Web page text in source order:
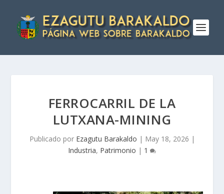
FERROCARRIL DE LA
LUTXANA-MINING
Publicado por Ezagutu Barakaldo | May 18, 2026 |
Industria, Patrimonio | 1